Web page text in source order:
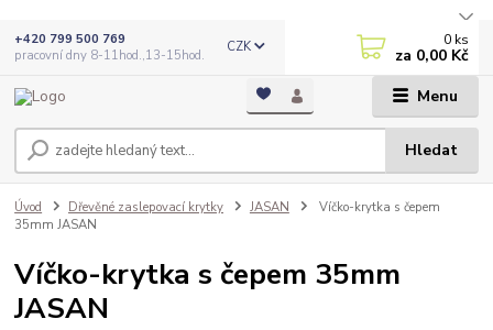
Menu
CZK
Hledat
+420 799 500 769
pracovní dny 8-11hod.,13-15hod.
0 ks
za 0,00 Kč
Úvod Dřevěné zaslepovací krytky JASAN
Víčko-krytka s čepem
35mm JASAN
Víčko-krytka s čepem 35mm
JASAN